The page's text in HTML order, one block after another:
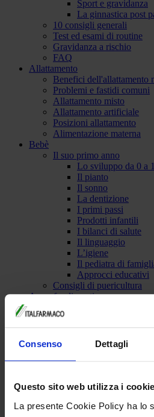
Consenso Dettagli
Questo sito web utilizza i cookie
La presente Cookie Policy ha lo
Sport e gravidanza
La ginnastica post
10 consigli generali
Test ed esami di routine
Gravidanza a rischio
FAQ
Allattamento
Benefici dell'allattamento
Problemi e fastidi comuni
Allattamento misto
Allattamento artificiale
Posizioni allattamento
Alimentazione materna
Bebè
Il suo primo anno
Lo sviluppo da 0 a
Il pianto
Il sonno
La dentizione
I primi passi
Prodotti infantili
I bilanci di salute
Il linguaggio
L’igiene
Il pediatra di
Approcci educativi
Consigli di puericultura
Approfondimenti
Lifestyle in gravidanza
Viaggiare in gravidanza
Ricette in dolce attesa
Allattamento in pratica
Mamma e Lavoro
Decalogo del
I video degli esperti